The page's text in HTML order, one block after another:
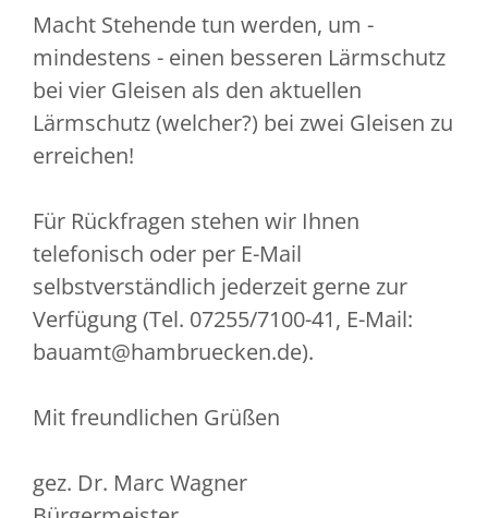
Macht Stehende tun werden, um -
mindestens - einen besseren Lärmschutz
bei vier Gleisen als den aktuellen
Lärmschutz (welcher?) bei zwei Gleisen zu
erreichen!
Für Rückfragen stehen wir Ihnen
telefonisch oder per E-Mail
selbstverständlich jederzeit gerne zur
Verfügung (Tel. 07255/7100-41, E-Mail:
bauamt@hambruecken.de).
Mit freundlichen Grüßen
gez. Dr. Marc Wagner